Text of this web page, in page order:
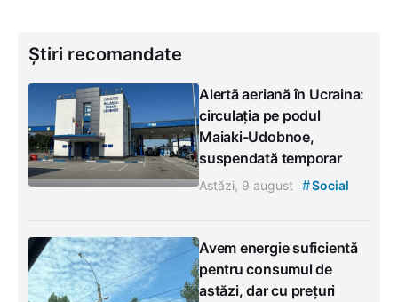
Știri recomandate
Alertă aeriană în Ucraina:
circulația pe podul
Maiaki-Udobnoe,
suspendată temporar
Astăzi, 9 august #Social
Avem energie suficientă
pentru consumul de
astăzi, dar cu prețuri